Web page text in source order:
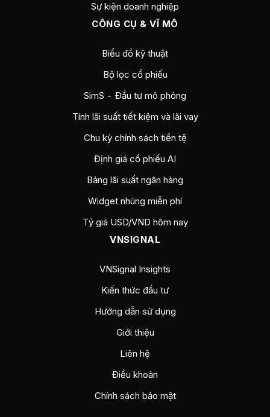
Sự kiện doanh nghiệp
CÔNG CỤ & VĨ MÔ
Biểu đồ kỹ thuật
Bộ lọc cổ phiếu
SimS - Đầu tư mô phỏng
Tính lãi suất tiết kiệm và lãi vay
Chu kỳ chính sách tiền tệ
Định giá cổ phiếu AI
Bảng lãi suất ngân hàng
Widget nhúng miễn phí
Tỷ giá USD/VND hôm nay
VNSIGNAL
VNSignal Insights
Kiến thức đầu tư
Hướng dẫn sử dụng
Giới thiệu
Liên hệ
Điều khoản
Chính sách bảo mật